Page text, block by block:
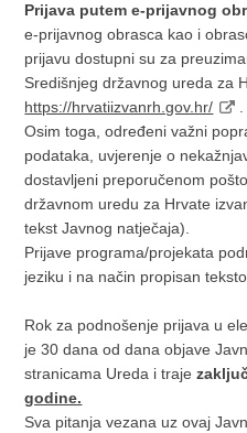
Prijava putem e-prijavnog
e-prijavnog obrasca kao i
prijavu dostupni su za
Središnjeg državnog ureda za
https://hrvatiizvanrh.gov.hr/
Osim toga, određeni važni
podataka, uvjerenje o
dostavljeni preporučenom
državnom uredu za Hrvate
tekst Javnog natječaja).
Prijave programa/projekata
jeziku i na način propisan
Rok za podnošenje prijava u
je 30 dana od dana objave
stranicama Ureda i traje
godine.
Sva pitanja vezana uz ovaj